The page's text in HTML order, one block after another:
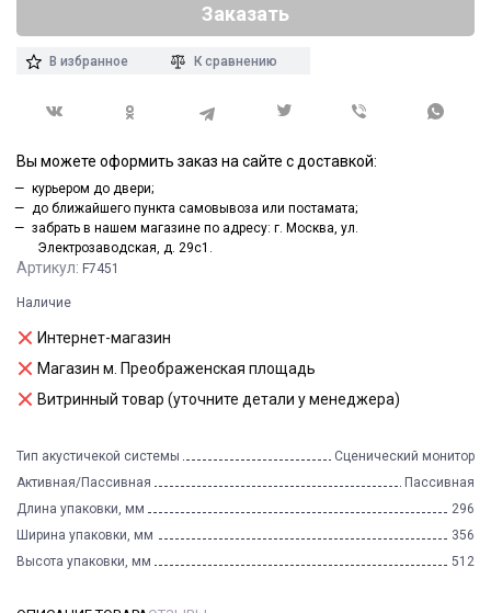
Артикул: F7451
Наличие
Интернет-магазин
Магазин м. Преображенская площадь
Витринный товар (уточните детали у менеджера)
Тип акустичекой системы
Сценический монитор
Активная/Пассивная
Пассивная
Длина упаковки, мм
296
Ширина упаковки, мм
356
Высота упаковки, мм
512
Заказать
В избранное К сравнению
Вы можете оформить заказ на сайте с доставкой:
курьером до двери;
до ближайшего пункта самовывоза или постамата;
забрать в нашем магазине по адресу: г. Москва, ул.
Электрозаводская, д. 29с1.